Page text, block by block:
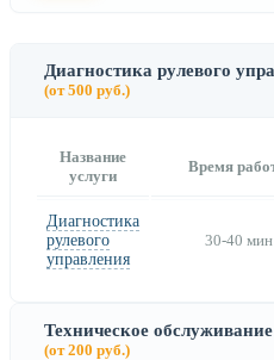
Диагностика рулевого
(от 500 руб.)
Название
услуги
Время
Диагностика
рулевого
управления
30-40 мин
Техническое
(от 200 руб.)